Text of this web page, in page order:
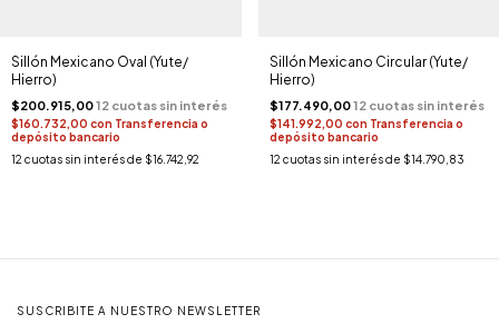
Sillón Mexicano Oval (Yute/
Hierro)
$200.915,00
$160.732,00 con Transferencia o
depósito bancario
12 cuotas sin interés de $16.742,92
Sillón Mexicano Circular (Yute/
Hierro)
$177.490,00
$141.992,00 con Transferencia o
depósito bancario
12 cuotas sin interés de $14.790,83
SUSCRIBITE A NUESTRO NEWSLETTER